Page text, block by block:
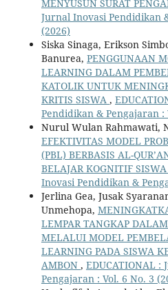
MENYUSUN SURAT
Jurnal Inovasi Pendidikan
(2026)
Siska Sinaga, Erikson
Banurea, PENGGUNAAN
LEARNING DALAM
KATOLIK UNTUK
KRITIS SISWA ,
Pendidikan & Pengajaran :
Nurul Wulan Rahmawati,
EFEKTIVITAS MODEL
(PBL) BERBASIS AL-
BELAJAR KOGNITIF SISWA
Inovasi Pendidikan &
Jerlina Gea, Jusak
Unmehopa,
LEMPAR TANGKAP
MELALUI MODEL
LEARNING PADA SISWA
AMBON , EDUCATIONAL
Pengajaran : Vol. 6 No. 3